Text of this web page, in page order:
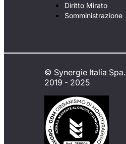
Diritto Mirato
Somministrazione
© Synergie Italia Spa.
2019 - 2025